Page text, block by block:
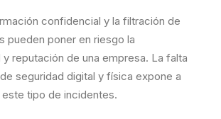
confidencial y la filtración de
pueden poner en riesgo la
reputación de una empresa. La falta
seguridad digital y física expone a
tipo de incidentes.